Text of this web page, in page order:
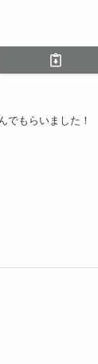
でもらいました！